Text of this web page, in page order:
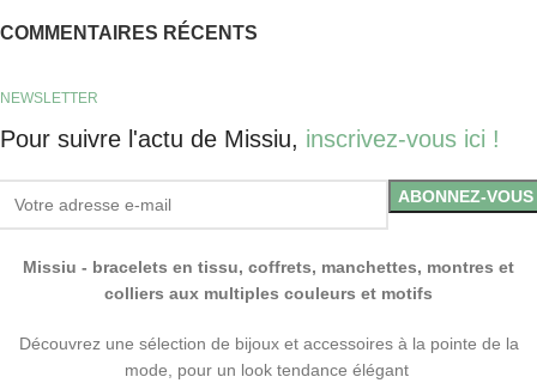
COMMENTAIRES RÉCENTS
NEWSLETTER
Pour suivre l'actu de Missiu, inscrivez-vous ici !
Missiu - bracelets en tissu, coffrets, manchettes, montres et
colliers aux multiples couleurs et motifs
Découvrez une sélection de bijoux et accessoires à la pointe de la
mode, pour un look tendance élégant